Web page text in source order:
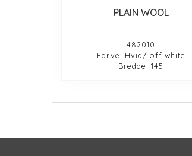
PLAIN WOOL
482010
Farve: Hvid/ off white
Bredde: 145